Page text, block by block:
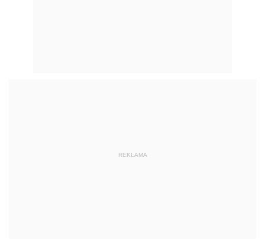
REKLAMA